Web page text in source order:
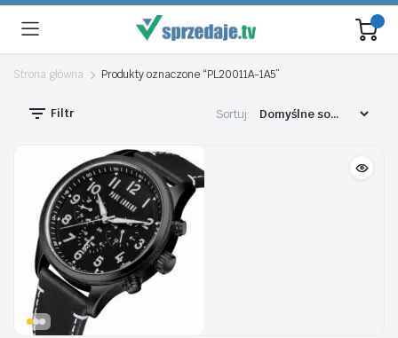
Strona główna Produkty oznaczone “PL20011A-1A5”
Filtr Sortuj: